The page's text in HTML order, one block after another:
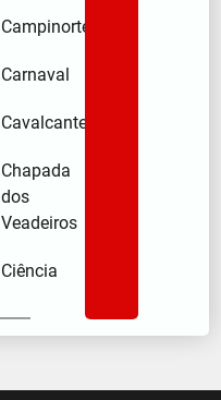
Campinorte
Carnaval
Cavalcante
Chapada
dos
Veadeiros
Ciência